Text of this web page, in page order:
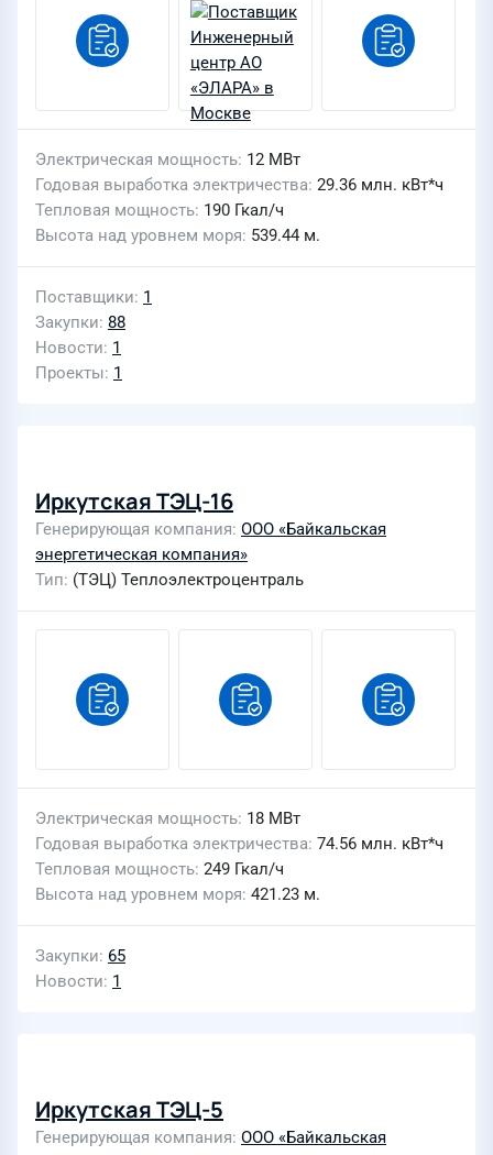
Электрическая мощность 12 МВт
Годовая выработка электричества 29.36 млн. кВт*ч
Тепловая мощность 190 Гкал/ч
Высота над уровнем моря 539.44 м.
Поставщики 1
Закупки 88
Новости 1
Проекты 1
Иркутская ТЭЦ-16
Генерирующая компания ООО «Байкальская
энергетическая компания»
Тип (ТЭЦ) Теплоэлектроцентраль
Электрическая мощность 18 МВт
Годовая выработка электричества 74.56 млн. кВт*ч
Тепловая мощность 249 Гкал/ч
Высота над уровнем моря 421.23 м.
Закупки 65
Новости 1
Иркутская ТЭЦ-5
Генерирующая компания ООО «Байкальская